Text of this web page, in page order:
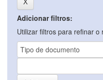
Adicionar filtros:
Utilizar filtros para refinar o